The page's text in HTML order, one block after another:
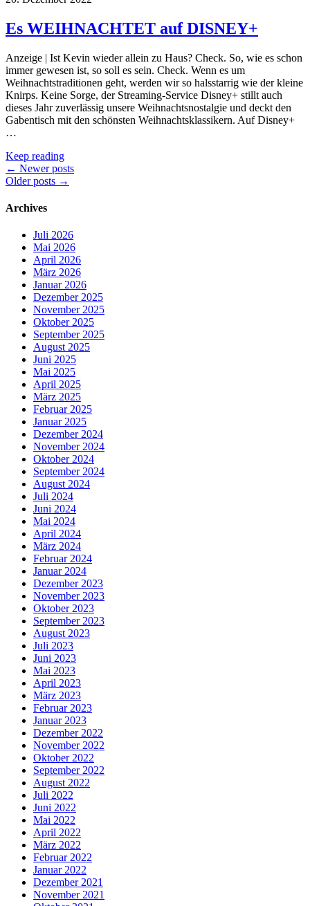
Es WEIHNACHTET auf DISNEY+
Anzeige | Ist Kevin wieder allein zu Haus? Check. So, wie es schon
immer gewesen ist, so soll es sein. Check. Wenn es um
Weihnachtstraditionen geht, werden wir so halsstarrig wie der kleine
Knirps. Keine Sorge, der Streaming-Service Disney+ stillt auch
dieses Jahr zuverlässig unsere Weihnachtsnostalgie und deckt den
Gabentisch mit den schönsten Weihnachtsklassikern. Auf Disney+
…
Keep reading
Posts
navigation
← Newer posts
Older posts →
Archives
Juli 2026
Mai 2026
April 2026
März 2026
Januar 2026
Dezember 2025
November 2025
Oktober 2025
September 2025
August 2025
Juni 2025
Mai 2025
April 2025
März 2025
Februar 2025
Januar 2025
Dezember 2024
November 2024
Oktober 2024
September 2024
August 2024
Juli 2024
Juni 2024
Mai 2024
April 2024
März 2024
Februar 2024
Januar 2024
Dezember 2023
November 2023
Oktober 2023
September 2023
August 2023
Juli 2023
Juni 2023
Mai 2023
April 2023
März 2023
Februar 2023
Januar 2023
Dezember 2022
November 2022
Oktober 2022
September 2022
August 2022
Juli 2022
Juni 2022
Mai 2022
April 2022
März 2022
Februar 2022
Januar 2022
Dezember 2021
November 2021